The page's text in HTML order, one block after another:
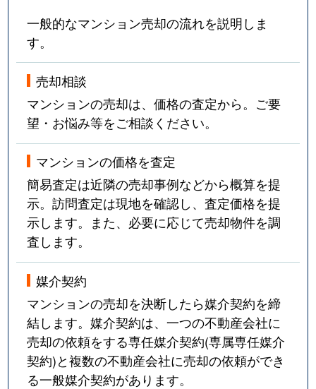
一般的なマンション売却の流れを説明しま
す。
売却相談
マンションの売却は、価格の査定から。ご要
望・お悩み等をご相談ください。
マンションの価格を査定
簡易査定は近隣の売却事例などから概算を提
示。訪問査定は現地を確認し、査定価格を提
示します。また、必要に応じて売却物件を調
査します。
媒介契約
マンションの売却を決断したら媒介契約を締
結します。媒介契約は、一つの不動産会社に
売却の依頼をする専任媒介契約(専属専任媒介
契約)と複数の不動産会社に売却の依頼ができ
る一般媒介契約があります。